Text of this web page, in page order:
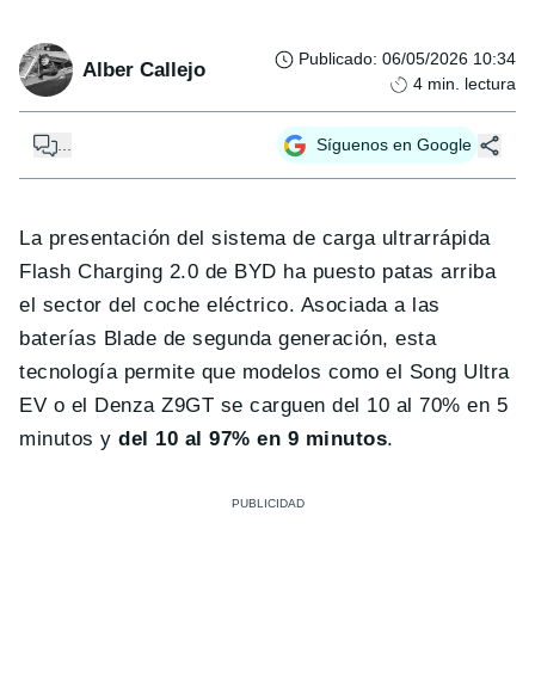
Alber Callejo Publicado: 06/05/2026 10:34
4 min. lectura
... Síguenos en Google
La presentación del sistema de carga ultrarrápida
Flash Charging 2.0 de BYD ha puesto patas arriba
el sector del coche eléctrico. Asociada a las
baterías Blade de segunda generación, esta
tecnología permite que modelos como el Song Ultra
EV o el Denza Z9GT se carguen del 10 al 70% en 5
minutos ydel 10 al 97% en 9 minutos.